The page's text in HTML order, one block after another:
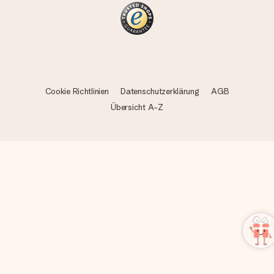
Cookie Richtlinien Datenschutzerklärung
AGB
Übersicht A-Z